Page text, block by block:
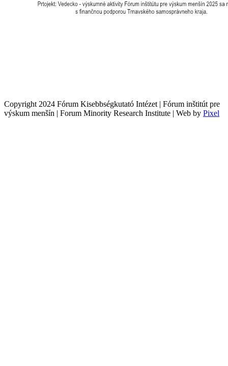
Copyright 2024 Fórum Kisebbségkutató Intézet | Fórum inštitút pre
výskum menšín | Forum Minority Research Institute | Web by Pixel